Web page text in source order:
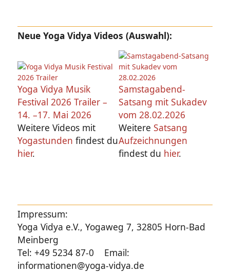
Neue Yoga Vidya Videos (Auswahl):
Yoga Vidya Musik
Festival 2026 Trailer –
14. –17. Mai 2026
Samstagabend-
Satsang mit Sukadev
vom 28.02.2026
Weitere Videos mit
Yogastunden findest du
hier.
Weitere Satsang
Aufzeichnungen
findest du hier.
Impressum:
Yoga Vidya e.V., Yogaweg 7, 32805 Horn-Bad
Meinberg
Tel: +49 5234 87-0 Email:
informationen@yoga-vidya.de